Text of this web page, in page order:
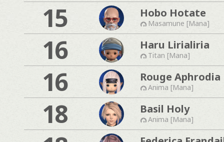
15 Hobo Hotate
Masamune [Mana]
16 Haru Lirialiria
Titan [Mana]
16 Rouge Aphrodia
Anima [Mana]
18 Basil Holy
Anima [Mana]